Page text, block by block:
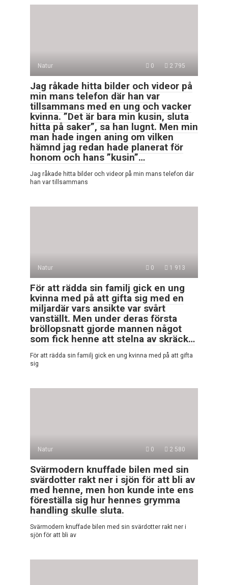
Natur 0 2 795
Jag råkade hitta bilder och videor på
min mans telefon där han var
tillsammans med en ung och vacker
kvinna. ”Det är bara min kusin, sluta
hitta på saker”, sa han lugnt. Men min
man hade ingen aning om vilken
hämnd jag redan hade planerat för
honom och hans ”kusin”…
Jag råkade hitta bilder och videor på min mans telefon där
han var tillsammans
Natur 0 1 913
För att rädda sin familj gick en ung
kvinna med på att gifta sig med en
miljardär vars ansikte var svårt
vanställt. Men under deras första
bröllopsnatt gjorde mannen något
som fick henne att stelna av skräck…
För att rädda sin familj gick en ung kvinna med på att gifta
sig
Natur 0 2 580
Svärmodern knuffade bilen med sin
svärdotter rakt ner i sjön för att bli av
med henne, men hon kunde inte ens
föreställa sig hur hennes grymma
handling skulle sluta.
Svärmodern knuffade bilen med sin svärdotter rakt ner i
sjön för att bli av